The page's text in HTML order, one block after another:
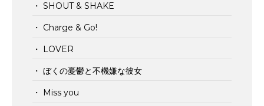
・ SHOUT & SHAKE
・ Charge & Go!
・ LOVER
・ ぼくの憂鬱と不機嫌な彼女
・ Miss you